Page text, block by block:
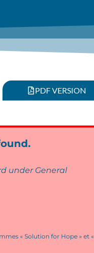
PDF VERSION
under General
« Solution for Hope » et «